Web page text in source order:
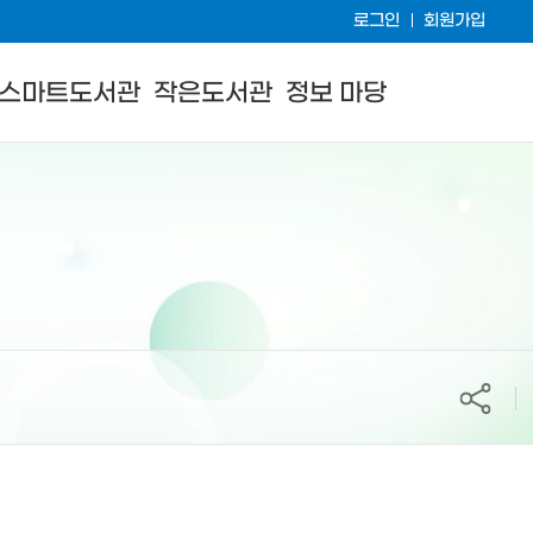
로그인 회원가입
스마트도서관 작은도서관 정보 마당
공유